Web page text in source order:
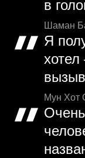
в
Шаман
Я
Мун Хот